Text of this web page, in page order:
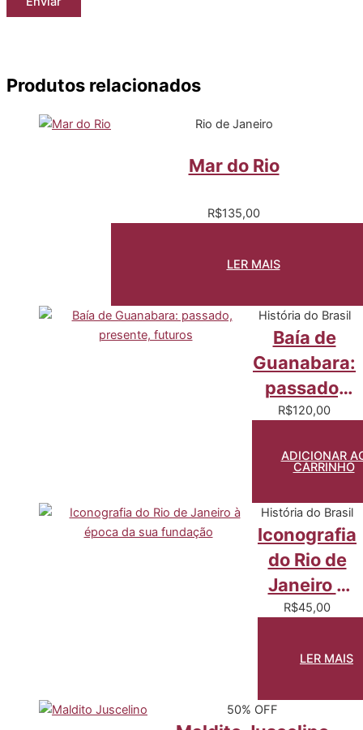
Produtos relacionados
Rio de Janeiro
Mar do Rio
R$135,00
LER MAIS
História do Brasil
Baía de
Guanabara:
passado,
presente,
R$120,00
ADICIONAR
CARRINHO
História do Brasil
Iconografia
do Rio de
Janeiro à
época da
fundação
R$45,00
LER MAIS
50% OFF